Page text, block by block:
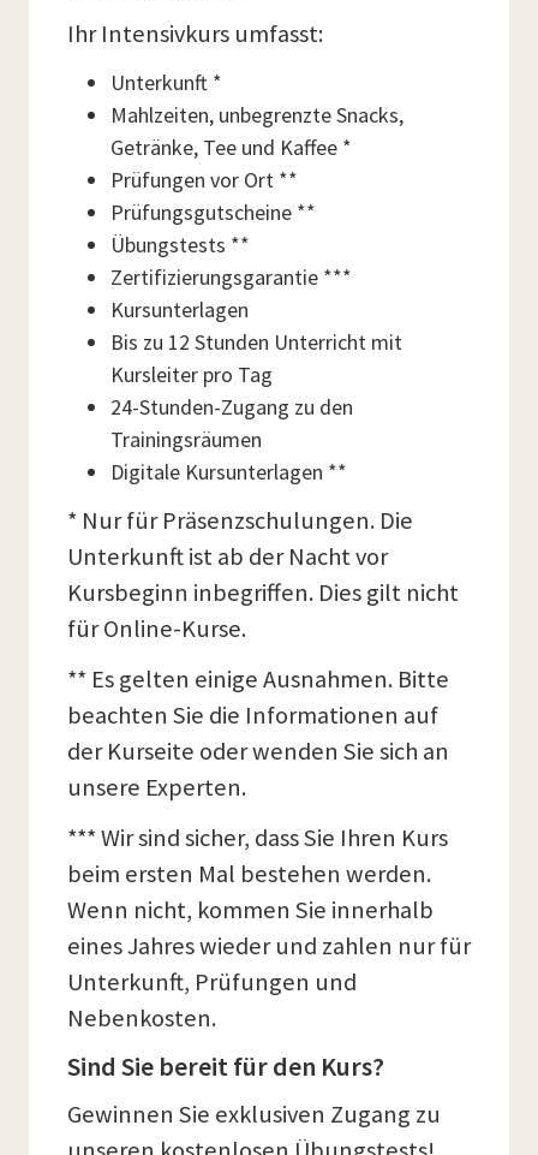
Ihr Intensivkurs umfasst:
Unterkunft *
Mahlzeiten, unbegrenzte Snacks,
Getränke, Tee und Kaffee *
Prüfungen vor Ort **
Prüfungsgutscheine **
Übungstests **
Zertifizierungsgarantie ***
Kursunterlagen
Bis zu 12 Stunden Unterricht mit
Kursleiter pro Tag
24-Stunden-Zugang zu den
Trainingsräumen
Digitale Kursunterlagen **
* Nur für Präsenzschulungen. Die
Unterkunft ist ab der Nacht vor
Kursbeginn inbegriffen. Dies gilt nicht
für Online-Kurse.
** Es gelten einige Ausnahmen. Bitte
beachten Sie die Informationen auf
der Kurseite oder wenden Sie sich an
unsere Experten.
*** Wir sind sicher, dass Sie Ihren Kurs
beim ersten Mal bestehen werden.
Wenn nicht, kommen Sie innerhalb
eines Jahres wieder und zahlen nur für
Unterkunft, Prüfungen und
Nebenkosten.
Sind Sie bereit für den Kurs?
Gewinnen Sie exklusiven Zugang zu